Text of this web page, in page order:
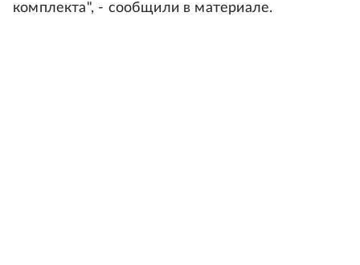
комплекта", - сообщили в материале.